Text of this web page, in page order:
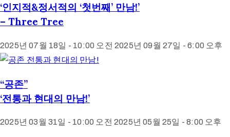
‘인지적&정서적의 ‘첫번째’ 만남!’
– Three Tree
2025년 07월 18일 - 10:00 오전 2025년 09월 27일 - 6:00 오후
“공존”
‘전통과 현대의 만남!’
2025년 03월 31일 - 10:00 오전 2025년 05월 25일 - 8:00 오후